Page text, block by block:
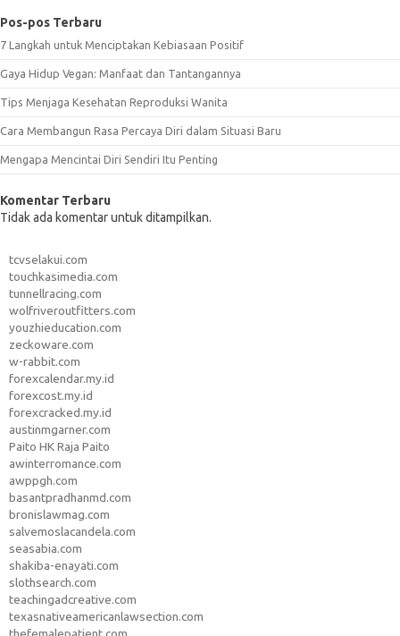
Pos-pos Terbaru
7 Langkah untuk Menciptakan Kebiasaan Positif
Gaya Hidup Vegan: Manfaat dan Tantangannya
Tips Menjaga Kesehatan Reproduksi Wanita
Cara Membangun Rasa Percaya Diri dalam Situasi Baru
Mengapa Mencintai Diri Sendiri Itu Penting
Komentar Terbaru
Tidak ada komentar untuk ditampilkan.
tcvselakui.com
touchkasimedia.com
tunnellracing.com
wolfriveroutfitters.com
youzhieducation.com
zeckoware.com
w-rabbit.com
forexcalendar.my.id
forexcost.my.id
forexcracked.my.id
austinmgarner.com
Paito HK Raja Paito
awinterromance.com
awppgh.com
basantpradhanmd.com
bronislawmag.com
salvemoslacandela.com
seasabia.com
shakiba-enayati.com
slothsearch.com
teachingadcreative.com
texasnativeamericanlawsection.com
thefemalepatient.com